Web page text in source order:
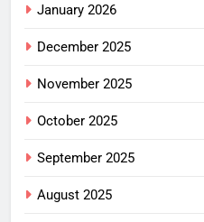
January 2026
December 2025
November 2025
October 2025
September 2025
August 2025